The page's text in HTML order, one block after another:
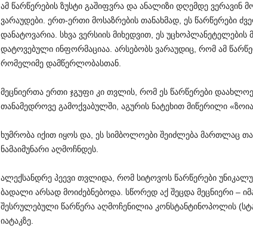
ამ წარწერების ზუსტი გაშიფვრა და ანალიზი დღემდე ვერავინ
ვარაუდები. ერთ-ერთი მოსაზრების თანახმად, ეს წარწერები
დანატოვარია. სხვა ვერსიის მიხედვით, ეს უცხოპლანეტელების
დატოვებული ინფორმაციაა. არსებობს ვარაუდიც, რომ ამ
რომელიმე დამწერლობასთან.
მეცნიერთა ერთი ჯგუფი კი თვლის, რომ ეს წარწერები
თანამედროვე გამოქვაბულში, აგურის ნატეხით მიწერილი
ხუმრობა იქით იყოს და, ეს სიმბოლოები შეიძლება მართლაც
ნამაიმუნარი აღმოჩნდეს.
ალექსანდრე პეევი თვლიდა, რომ სიტოვოს წარწერები
ბადალი არსად მოიძებნებოდა. სწორედ აქ შეცდა მეცნიერი –
შესრულებული წარწერა აღმოჩენილია კონსტანტინოპოლის
იატაკზე.